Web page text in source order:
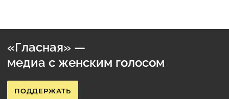
«Гласная» —
медиа с женским голосом
ПОДДЕРЖАТЬ